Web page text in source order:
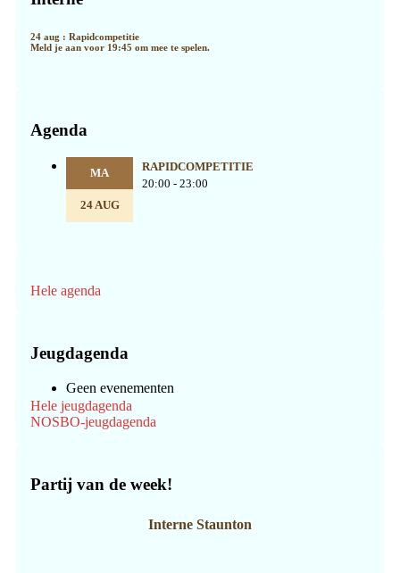
24 aug : Rapidcompetitie
Meld je aan voor 19:45 om mee te spelen.
Agenda
MA
24 AUG
RAPIDCOMPETITIE
20:00 - 23:00
Hele agenda
Jeugdagenda
Geen evenementen
Hele jeugdagenda
NOSBO-jeugdagenda
Partij van de week!
Interne Staunton